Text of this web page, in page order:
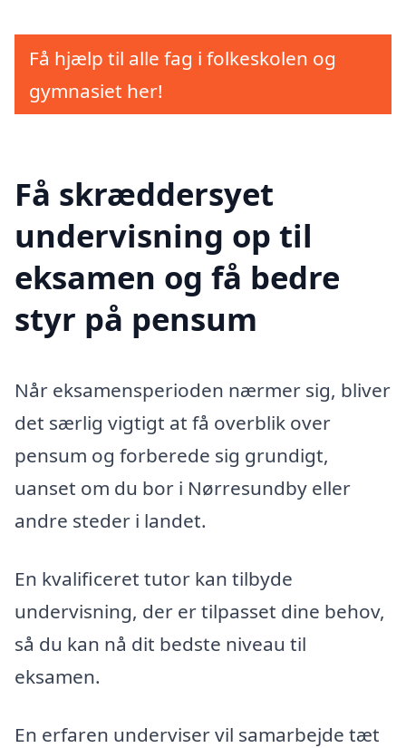
Få hjælp til alle fag i folkeskolen og
gymnasiet her!
Få skræddersyet
undervisning op til
eksamen og få bedre
styr på pensum
Når eksamensperioden nærmer sig, bliver
det særlig vigtigt at få overblik over
pensum og forberede sig grundigt,
uanset om du bor i Nørresundby eller
andre steder i landet.
En kvalificeret tutor kan tilbyde
undervisning, der er tilpasset dine behov,
så du kan nå dit bedste niveau til
eksamen.
En erfaren underviser vil samarbejde tæt